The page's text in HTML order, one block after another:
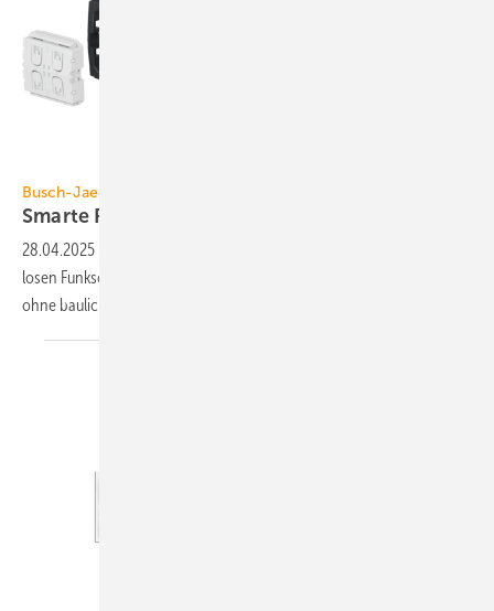
Busch-Jaeger
Smarte Funksteuerung einfach
28.04.2025
losen Funk­schalter er­möglicht Busch-Jaeger Smart-Home-Funktionen
ohne bauliche